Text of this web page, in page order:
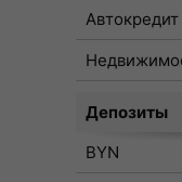
Автокредит
Депозиты
BYN